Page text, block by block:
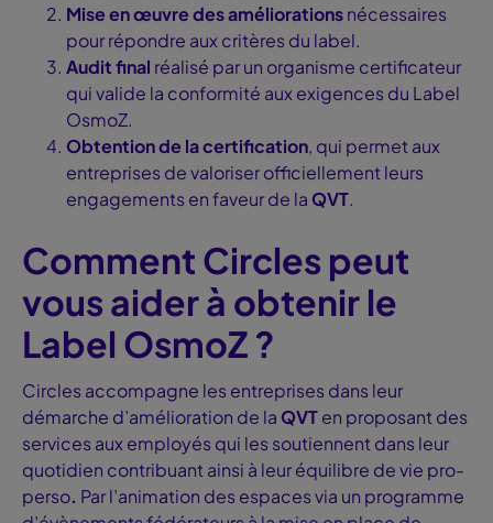
Mise en œuvre des améliorationsnécessaires
pour répondre aux critères du label.
Audit final réalisé par un organisme certificateur
qui valide la conformité aux exigences du Label
OsmoZ.
Obtention de la certification, qui permet aux
entreprises de valoriser officiellement leurs
engagements en faveur de la QVT.
Comment Circles peut
vous aider à obtenir le
Label OsmoZ ?
Circles accompagne les entreprises dans leur
démarche d’amélioration de la QVTen proposant des
services aux employés qui les soutiennent dans leur
quotidien contribuant ainsi à leur équilibre de vie pro-
perso. Parl’animation des espaces via un programme